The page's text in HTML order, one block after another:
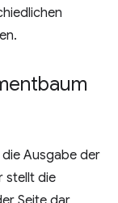
Ausgabe der
stellt die